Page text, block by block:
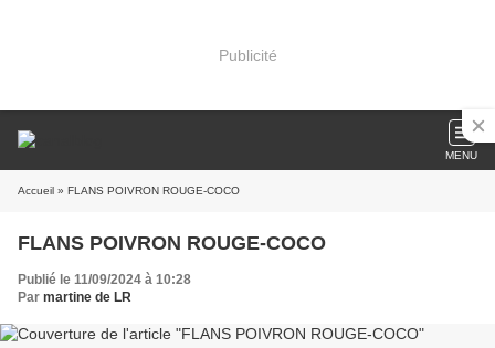
Publicité
MENU
Accueil » FLANS POIVRON ROUGE-COCO
FLANS POIVRON ROUGE-COCO
Publié le 11/09/2024 à 10:28
Par martine de LR